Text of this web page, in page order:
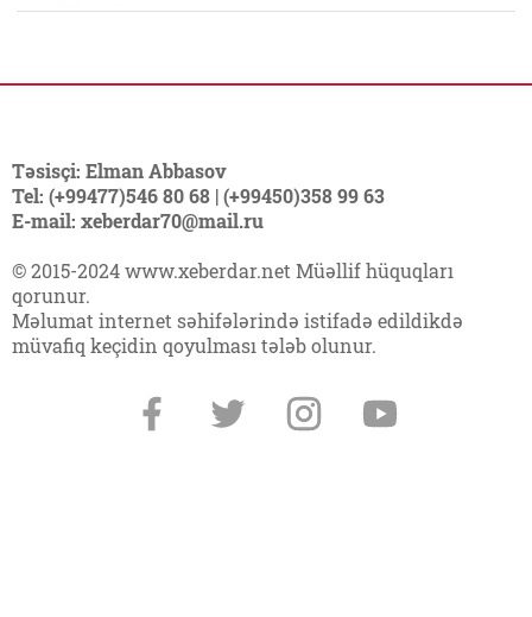
Təsisçi: Elman Abbasov
Tel: (+99477)546 80 68 | (+99450)358 99 63
E-mail: xeberdar70@mail.ru
© 2015-2024 www.xeberdar.net Müəllif hüquqları
qorunur.
Məlumat internet səhifələrində istifadə edildikdə
müvafiq keçidin qoyulması tələb olunur.